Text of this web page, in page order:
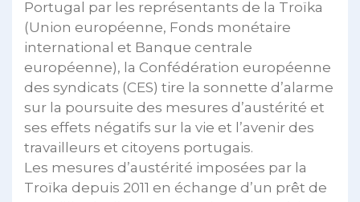
Portugal par les représentants de la Troïka
(Union européenne, Fonds monétaire
international et Banque centrale
européenne), la Confédération européenne
des syndicats (CES) tire la sonnette d’alarme
sur la poursuite des mesures d’austérité et
ses effets négatifs sur la vie et l’avenir des
travailleurs et citoyens portugais.
Les mesures d’austérité imposées par la
Troïka depuis 2011 en échange d’un prêt de